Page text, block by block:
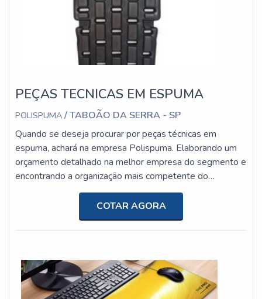
PEÇAS TECNICAS EM ESPUMA
POLISPUMA / TABOÃO DA SERRA - SP
Quando se deseja procurar por peças técnicas em
espuma, achará na empresa Polispuma. Elaborando um
orçamento detalhado na melhor empresa do segmento e
encontrando a organização mais competente do
ramo.Quando o interesse é por peças técnicas em
espuma, com os profissionais da Polispuma o cliente
receberá ótima qualidade com melhores soluções para
peças técnicas em materiais espumados.MAIS
Polispu...
COTAR AGORA